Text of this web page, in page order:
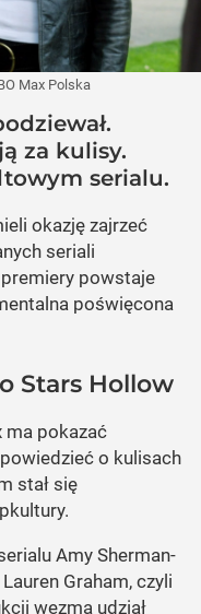
Max Polska
za kulisy.
serialu.
okazję zajrzeć
seriali
powstaje
poświęcona
Stars Hollow
ma pokazać
o kulisach
stał się
Amy Sherman-
Graham, czyli
wezmą udział